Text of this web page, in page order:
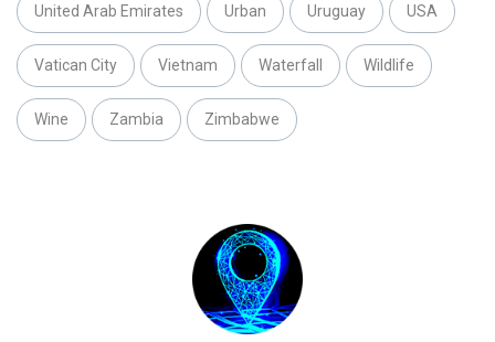
United Arab Emirates Urban Uruguay USA
Vatican City Vietnam Waterfall Wildlife
Wine Zambia Zimbabwe